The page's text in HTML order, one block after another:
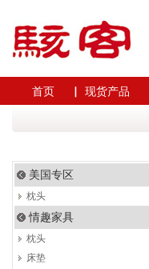
首页 ▏ 现货产品
美国专区
枕头
情趣家具
枕头
床垫